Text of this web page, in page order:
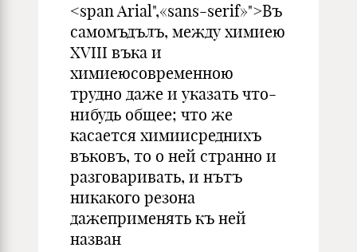
<span Arial",«sans-serif»">Въ
самомъдълъ, между химиею
XVIII въка и
химиеюсовременною
трудно даже и указать что-
нибудь общее; что же
касается химиисреднихъ
въковъ, то о ней странно и
разговаривать, и нътъ
никакого ре­зона
дажеприменять къ ней
назван